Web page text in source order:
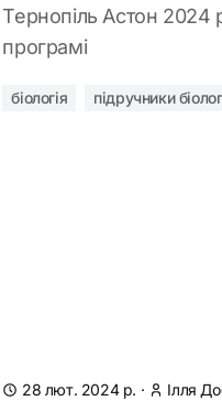
Тернопіль Астон 2024
програмі
біологія підручники
28 лют. 2024 р. · Ілля